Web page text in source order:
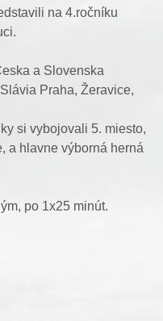
na 4.ročníku
a Slovenska
Praha, Žeravice,
si vybojovali 5. miesto,
a hlavne výborná herná
po 1x25 minút.